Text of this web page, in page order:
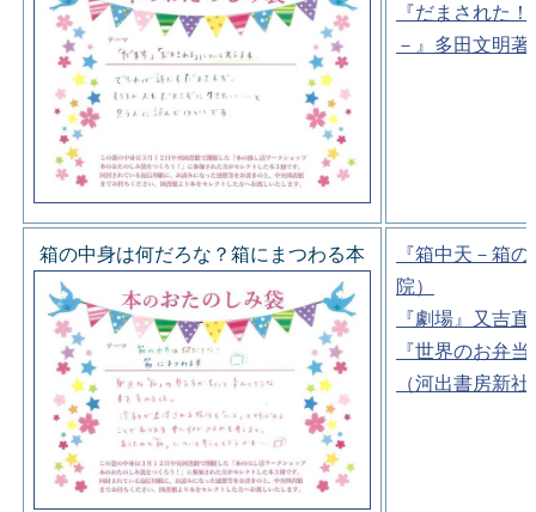
『だまされた
－』多田文明
箱の中身は何だろな？箱にまつわる本
『箱中天－箱
院）
『劇場』又吉
『世界のお弁
（河出書房新社